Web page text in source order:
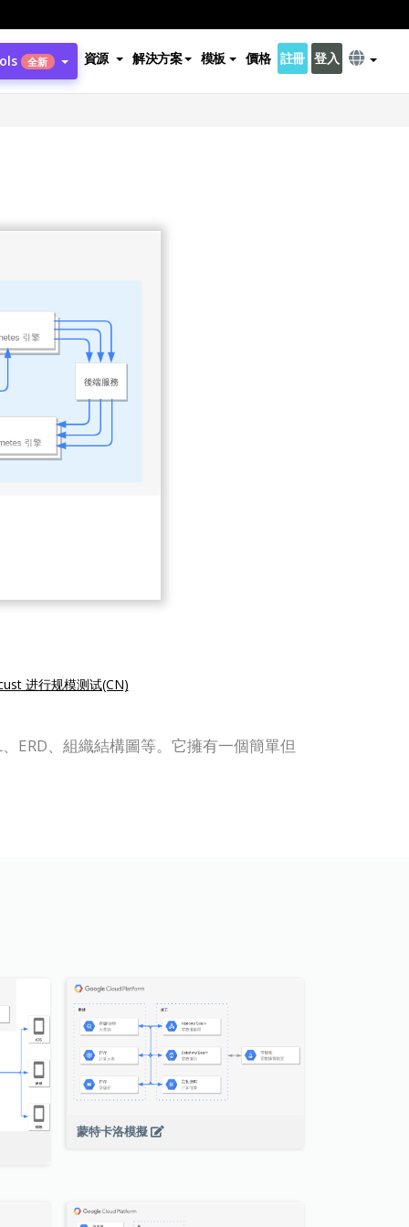
全新 資源 解決方案 模板 價格 註冊 登入
进行规模测试(CN)
ERD、組織結構圖等。它擁有一個簡單但
蒙特卡洛模擬